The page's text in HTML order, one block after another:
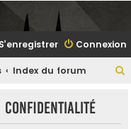
Connexion
S’enregistrer
Index du forum
confidentialité